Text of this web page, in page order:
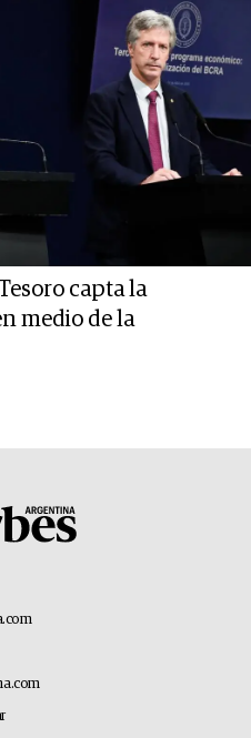
capta la
medio de la